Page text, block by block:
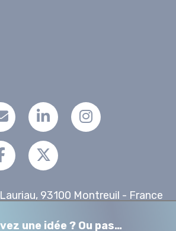
93100 Montreuil - France
une idée ? Ou pas…